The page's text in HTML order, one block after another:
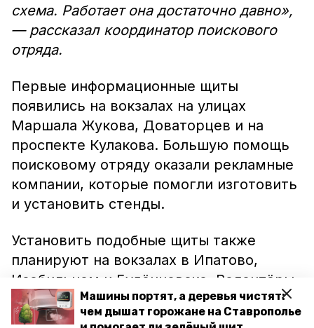
Машины портят, а деревья чистят:
чем дышат горожане на Ставрополье
схема. Работает она достаточно давно»,
— рассказал координатор поискового
отряда.
Первые информационные щиты
появились на вокзалах на улицах
Маршала Жукова, Доваторцев и на
проспекте Кулакова. Большую помощь
поисковому отряду оказали рекламные
компании, которые помогли изготовить
и установить стенды.
Установить подобные щиты также
планируют на вокзалах в Ипатово,
Изобильном и Будённовске. Волонтёры
рассчитывают, что в ближайшем
будущем стенды появятся на всех